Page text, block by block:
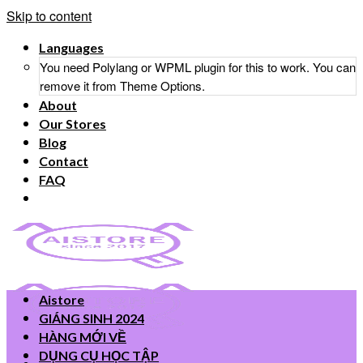
Skip to content
Languages
You need Polylang or WPML plugin for this to work. You can
remove it from Theme Options.
About
Our Stores
Blog
Contact
FAQ
Aistore
GIÁNG SINH 2024
HÀNG MỚI VỀ
DỤNG CỤ HỌC TẬP